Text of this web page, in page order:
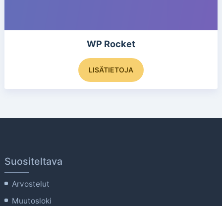
WP Rocket
LISÄTIETOJA
Suositeltava
Arvostelut
Muutosloki